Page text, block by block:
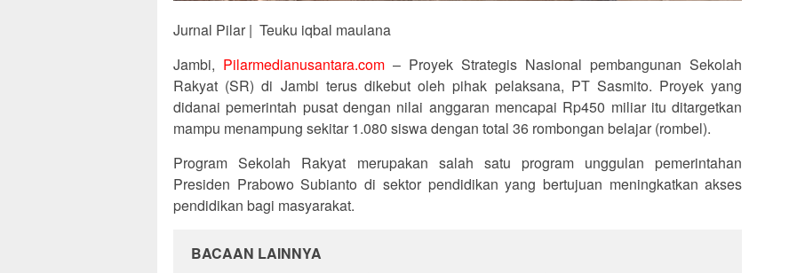
Jurnal Pilar | Teuku iqbal maulana
Jambi, Pilarmedianusantara.com – Proyek Strategis Nasional pembangunan Sekolah
Rakyat (SR) di Jambi terus dikebut oleh pihak pelaksana, PT Sasmito. Proyek yang
didanai pemerintah pusat dengan nilai anggaran mencapai Rp450 miliar itu ditargetkan
mampu menampung sekitar 1.080 siswa dengan total 36 rombongan belajar (rombel).
Program Sekolah Rakyat merupakan salah satu program unggulan pemerintahan
Presiden Prabowo Subianto di sektor pendidikan yang bertujuan meningkatkan akses
pendidikan bagi masyarakat.
BACAAN LAINNYA